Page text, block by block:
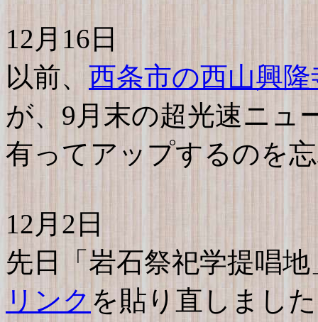
12月16日
以前、 西条市の西山興
が、9月末の超光速ニュ
有ってアップするのを
12月2日
先日「岩石祭祀学提唱
リンク を貼り直しまし